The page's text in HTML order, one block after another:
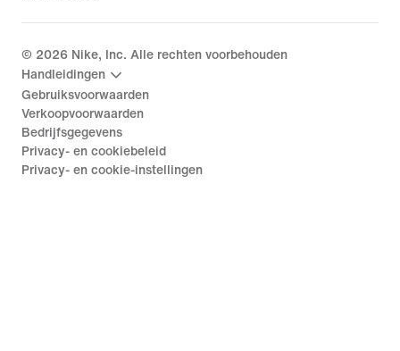
© 2026 Nike, Inc. Alle rechten voorbehouden
Handleidingen
Gebruiksvoorwaarden
Verkoopvoorwaarden
Bedrijfsgegevens
Privacy- en cookiebeleid
Privacy- en cookie-instellingen